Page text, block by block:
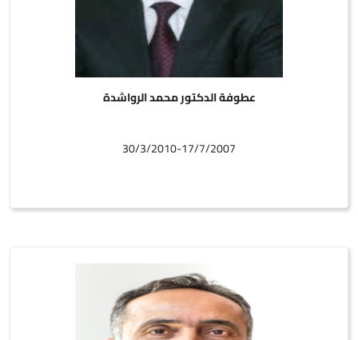
عطوفة الدكتور محمد الرواشدة
30/3/2010-17/7/2007